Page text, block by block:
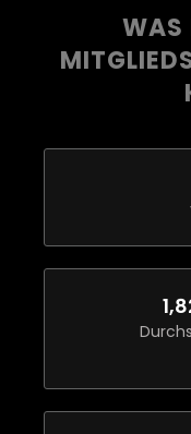
WAS